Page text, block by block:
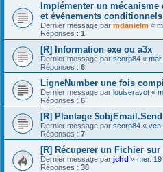
Implémenter un
et événements conditionnels
Dernier message par mdanielm «
Réponses : 1
[R] Information exe ou a3x
Dernier message par scorp84 «
Réponses : 6
LigneNumber une fois
Dernier message par louiseravot «
Réponses : 6
[R] Plantage $objEmail.Send
Dernier message par scorp84 «
Réponses : 7
[R] Récuperer un Fichier
Dernier message par jchd « mer.
Réponses : 38